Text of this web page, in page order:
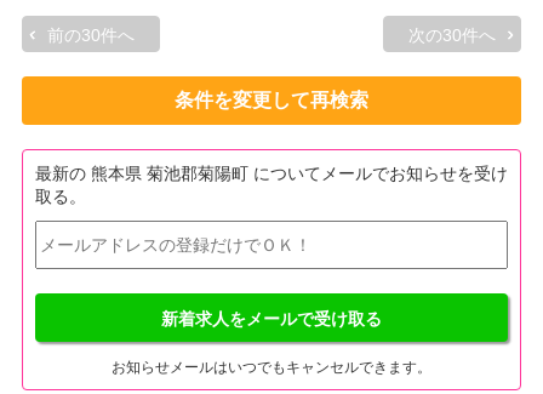
前の30件へ 次の30件へ
条件を変更して再検索
最新の 熊本県 菊池郡菊陽町 についてメールでお知らせを受け
取る。
新着求人をメールで受け取る
お知らせメールはいつでもキャンセルできます。